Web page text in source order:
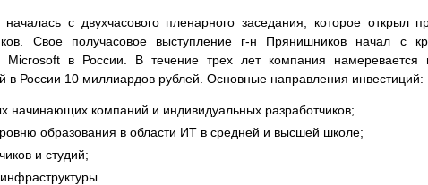
с двухчасового пленарного заседания, которое открыл
Свое получасовое выступление г-н Прянишников начал с
Microsoft в России. В течение трех лет компания намеревается
в России 10 миллиардов рублей. Основные направления инвестиций:
начинающих компаний и индивидуальных разработчиков;
образования в области ИТ в средней и высшей школе;
и студий;